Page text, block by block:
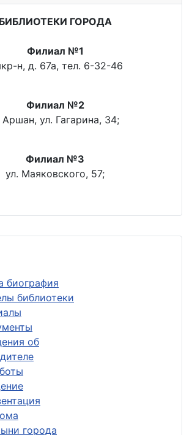
биография
библиотеки
об
города
БИБЛИОТЕКИ ГОРОДА
Филиал №1
н, д. 67а, тел. 6-32-46
Филиал №2
Аршан, ул. Гагарина, 34;
Филиал №3
ул. Маяковского, 57;